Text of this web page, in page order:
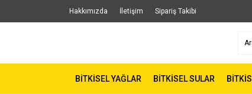
Hakkımızda İletişim Sipariş Takibi
BİTKİSEL YAĞLAR BİTKİSEL SULAR